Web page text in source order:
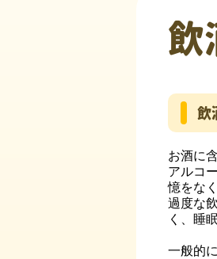
飲
飲
お酒に
アルコ
憶をな
過度な
く、睡
一般的